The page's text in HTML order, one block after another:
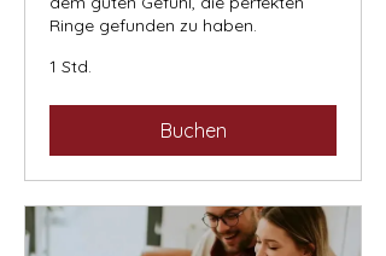
Ringe gefunden zu haben.
1 Std.
Buchen